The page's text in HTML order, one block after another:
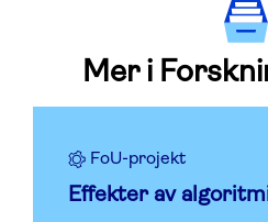
Mer i
FoU-projekt
Effekter av